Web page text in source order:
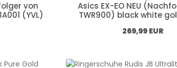
von
(YVL)
Asics EX-EO NEU
TWR900) black white
Normál ár:
269,99 EUR